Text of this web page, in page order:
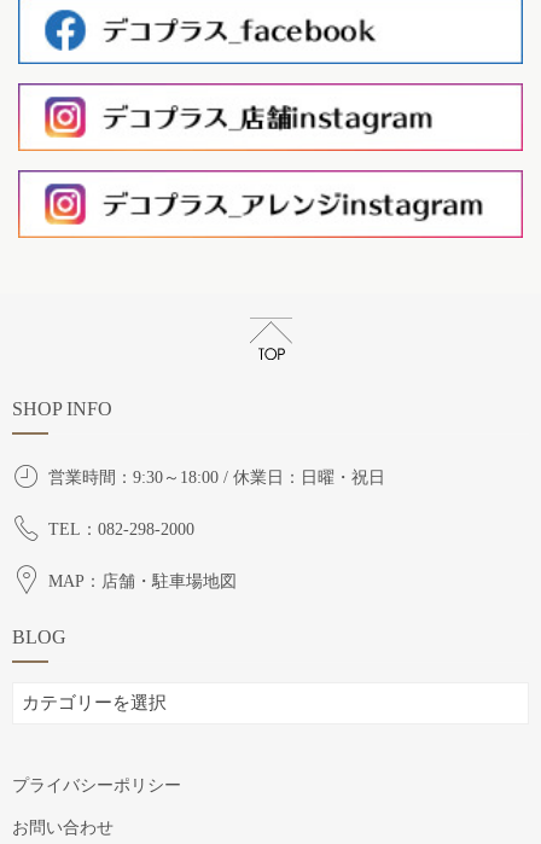
SHOP INFO
営業時間：9:30～18:00 / 休業日：日曜・祝日
TEL：082-298-2000
MAP：店舗・駐車場地図
BLOG
BLOG
プライバシーポリシー
お問い合わせ